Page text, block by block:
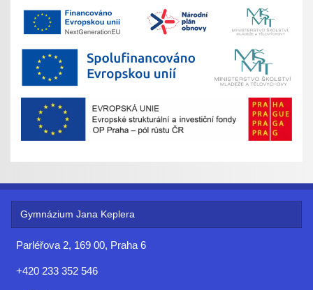
Gymnázium Jana Keplera
Parléřova 2, 169 00, Praha 6
+420 233 352 546